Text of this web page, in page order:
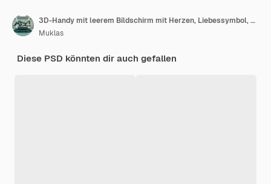
3D-Handy mit leerem Bildschirm mit Herzen, Liebessymbol, Valentinstag-Konzept. 3D-Rendering.
Muklas
Diese PSD könnten dir auch gefallen